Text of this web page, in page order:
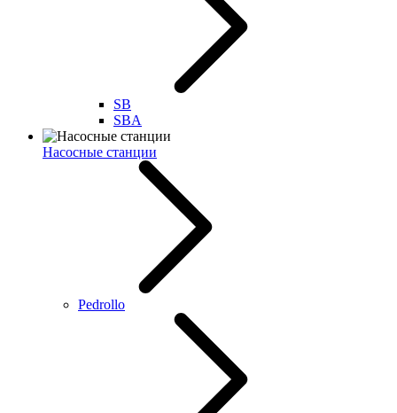
SB
SBA
Насосные станции
Pedrollo